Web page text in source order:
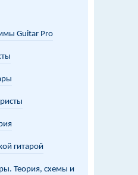
Guitar Pro
гитарой
Теория, схемы и